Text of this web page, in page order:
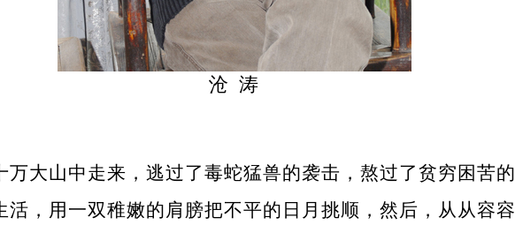
沧 涛
万大山中走来，逃过了毒蛇猛兽的袭击，熬过了贫穷困苦的
活，用一双稚嫩的肩膀把不平的日月挑顺，然后，从从容容